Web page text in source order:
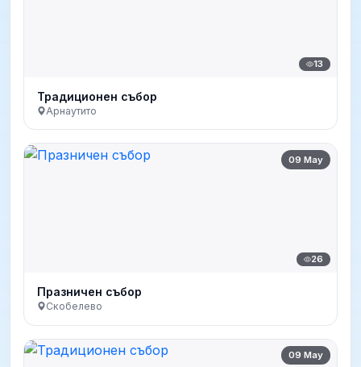
13
Традиционен събор
Арнаутито
09 May
26
Празничен събор
Скобелево
09 May